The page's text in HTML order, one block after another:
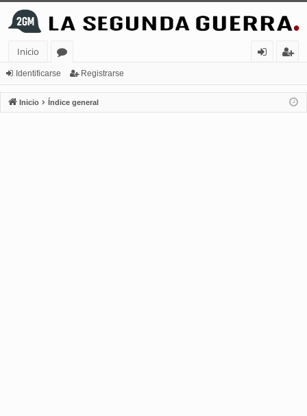
Inicio
or
os
nt
ifi
ist
ra
Identificarse Registrarse
Inicio Índice general